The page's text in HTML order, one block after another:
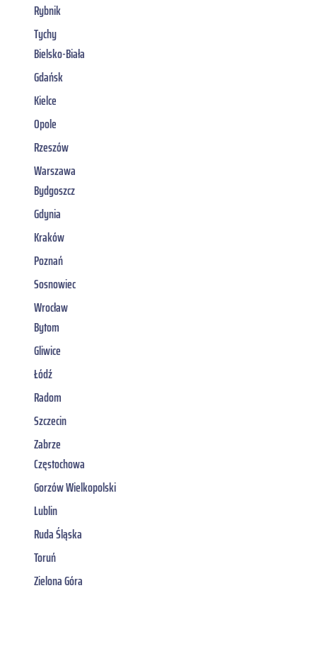
Rybnik
Tychy
Bielsko-Biała
Gdańsk
Kielce
Opole
Rzeszów
Warszawa
Bydgoszcz
Gdynia
Kraków
Poznań
Sosnowiec
Wrocław
Bytom
Gliwice
Łódź
Radom
Szczecin
Zabrze
Częstochowa
Gorzów Wielkopolski
Lublin
Ruda Śląska
Toruń
Zielona Góra